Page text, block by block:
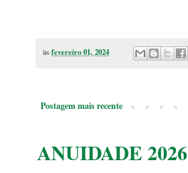
àsfevereiro 01, 2024
Postagem mais recente
ANUIDADE 2026